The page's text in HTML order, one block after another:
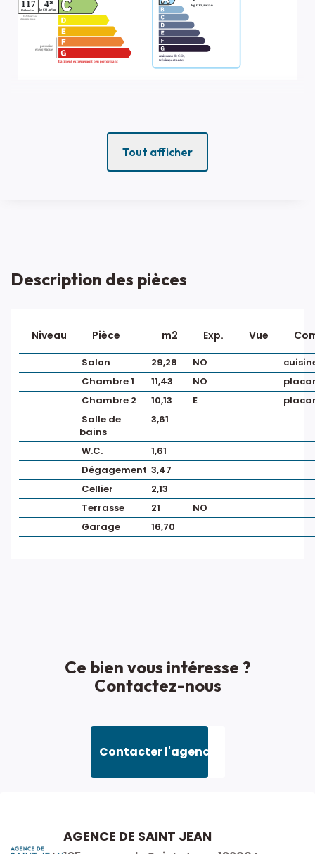
Tout afficher
Description des pièces
Niveau Pièce m2 Exp. Vue
Salon 29,28 NO
Chambre 1
11,43 NO
Chambre 2
10,13 E
Salle de
bains
3,61
W.C.
1,61
Dégagement 3,47
Cellier
2,13
Terrasse
21
NO
Garage
16,70
Ce bien vous intéresse ?
Contactez-nous
Contacter l'agence
AGENCE DE SAINT JEAN